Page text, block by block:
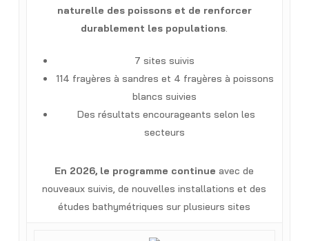
naturelle des poissons et de renforcer
durablement les populations.
7 sites suivis
114 frayères à sandres et 4 frayères à poissons
blancs suivies
Des résultats encourageants selon les
secteurs
En 2026, le programme continue avec de
nouveaux suivis, de nouvelles installations et des
études bathymétriques sur plusieurs sites